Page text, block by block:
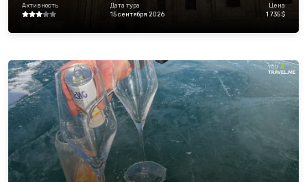
Активность
Дата тура
15 сентября 2026
Цена
1 735 $